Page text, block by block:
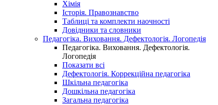
Хімія
Історія. Правознавство
Таблиці та комплекти наочності
Довідники та словники
Педагогіка. Виховання. Дефектологія. Логопедія
Педагогіка. Виховання. Дефектологія.
Логопедія
Показати всі
Дефектологія. Коррекційна педагогіка
Шкільна педагогіка
Дошкільна педагогіка
Загальна педагогіка